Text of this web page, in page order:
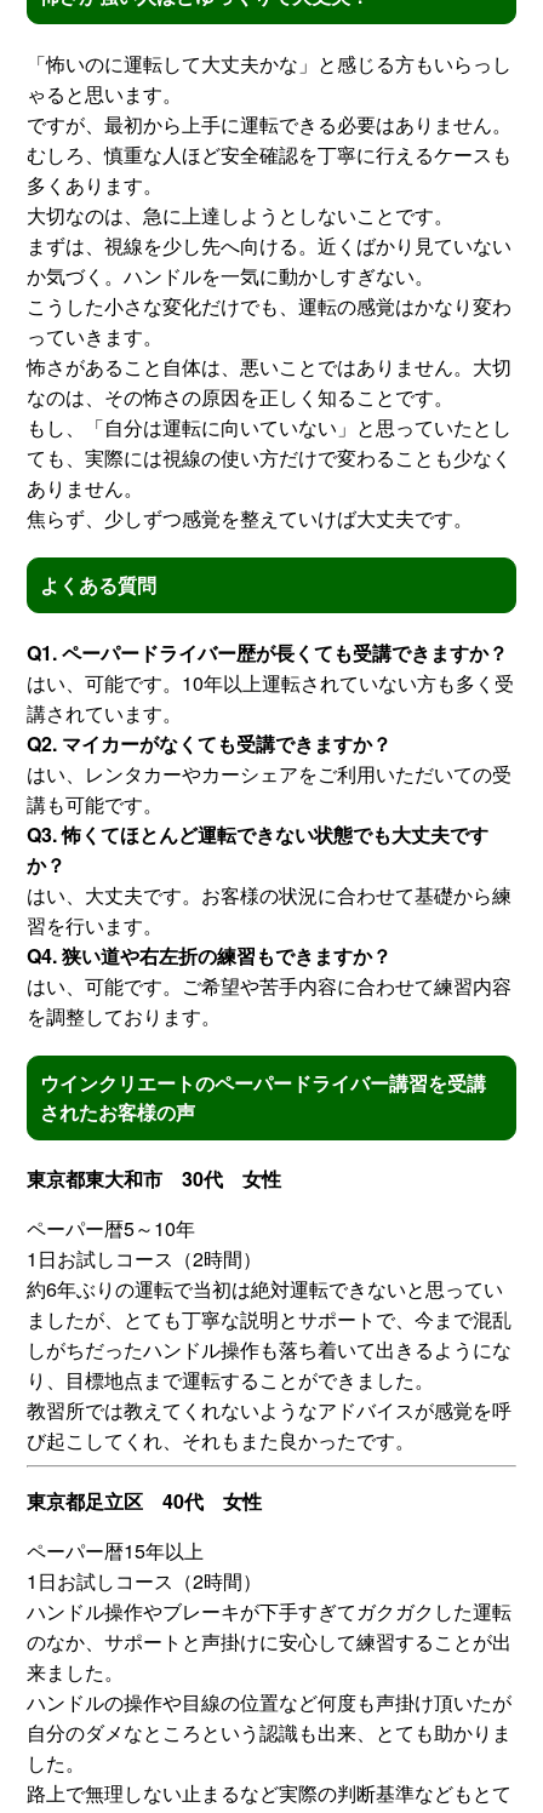
「怖いのに運転して大丈夫かな」と感じる方もいらっし
ゃると思います。
ですが、最初から上手に運転できる必要はありません。
むしろ、慎重な人ほど安全確認を丁寧に行えるケースも
多くあります。
大切なのは、急に上達しようとしないことです。
まずは、視線を少し先へ向ける。近くばかり見ていない
か気づく。ハンドルを一気に動かしすぎない。
こうした小さな変化だけでも、運転の感覚はかなり変わ
っていきます。
怖さがあること自体は、悪いことではありません。大切
なのは、その怖さの原因を正しく知ることです。
もし、「自分は運転に向いていない」と思っていたとし
ても、実際には視線の使い方だけで変わることも少なく
ありません。
焦らず、少しずつ感覚を整えていけば大丈夫です。
よくある質問
Q1. ペーパードライバー歴が長くても受講できますか？
はい、可能です。10年以上運転されていない方も多く受
講されています。
Q2. マイカーがなくても受講できますか？
はい、レンタカーやカーシェアをご利用いただいての受
講も可能です。
Q3. 怖くてほとんど運転できない状態でも大丈夫です
か？
はい、大丈夫です。お客様の状況に合わせて基礎から練
習を行います。
Q4. 狭い道や右左折の練習もできますか？
はい、可能です。ご希望や苦手内容に合わせて練習内容
を調整しております。
ウインクリエートのペーパードライバー講習を受講
されたお客様の声
東京都東大和市 30代 女性
ペーパー暦5～10年
1日お試しコース（2時間）
約6年ぶりの運転で当初は絶対運転できないと思ってい
ましたが、とても丁寧な説明とサポートで、今まで混乱
しがちだったハンドル操作も落ち着いて出きるようにな
り、目標地点まで運転することができました。
教習所では教えてくれないようなアドバイスが感覚を呼
び起こしてくれ、それもまた良かったです。
東京都足立区 40代 女性
ペーパー暦15年以上
1日お試しコース（2時間）
ハンドル操作やブレーキが下手すぎてガクガクした運転
のなか、サポートと声掛けに安心して練習することが出
来ました。
ハンドルの操作や目線の位置など何度も声掛け頂いたが
自分のダメなところという認識も出来、とても助かりま
した。
路上で無理しない止まるなど実際の判断基準などもとて